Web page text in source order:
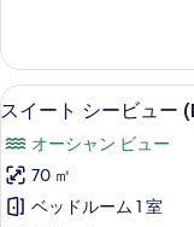
て
の
写
真
を
詳
ス
シ
ー
ビ
ュ
ー
ス
イ
ー
テ
ラ
ス
シ
ス
ー
ト
5
スイート シービュー
オーシャン ビュー
70 ㎡
ベッドルーム 1 室